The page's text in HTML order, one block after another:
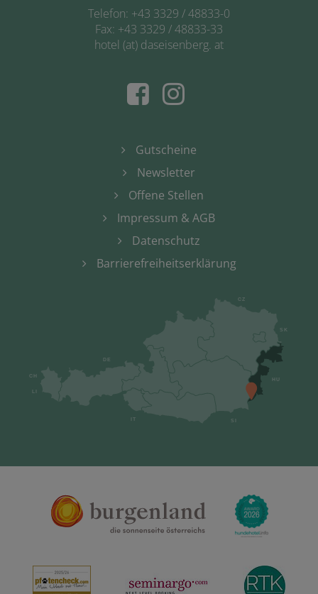
Telefon: +43 3329 / 48833-0
Fax: +43 3329 / 48833-33
hotel (at) daseisenberg. at
Gutscheine
Newsletter
Offene Stellen
Impressum & AGB
Datenschutz
Barrierefreiheitserklärung